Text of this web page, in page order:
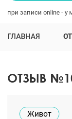
при записи online - у
ГЛАВНАЯ
ОТЗЫВ
Живот